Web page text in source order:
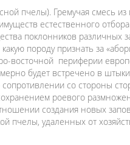
пчелы). Гремучая смесь из
естественного
поклонников различных
породу признать за
восточной периферии
будет встречено в
со стороны
роевого
создания новых
пчелы, удаленных от